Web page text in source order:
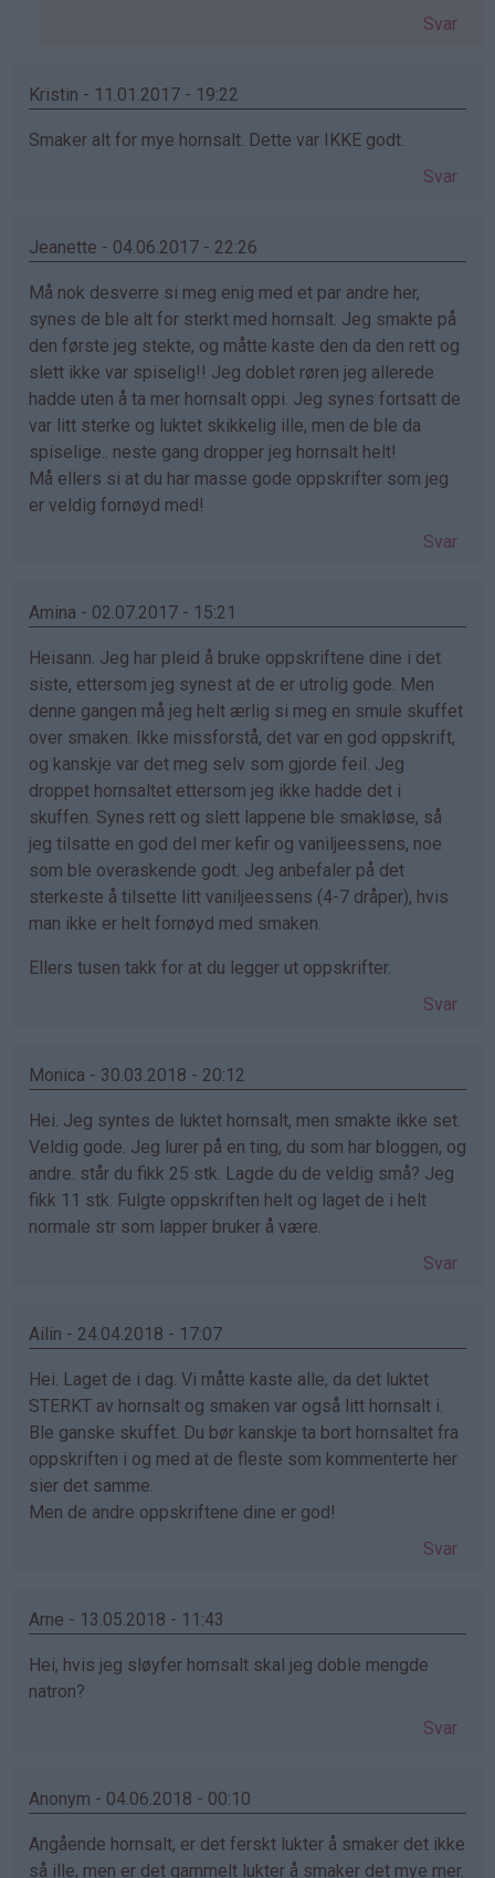
Svar
Kristin - 11.01.2017 - 19:22
Smaker alt for mye hornsalt. Dette var IKKE godt.
Svar
Jeanette - 04.06.2017 - 22:26
Må nok desverre si meg enig med et par andre her,
synes de ble alt for sterkt med hornsalt. Jeg smakte på
den første jeg stekte, og måtte kaste den da den rett og
slett ikke var spiselig!! Jeg doblet røren jeg allerede
hadde uten å ta mer hornsalt oppi. Jeg synes fortsatt de
var litt sterke og luktet skikkelig ille, men de ble da
spiselige.. neste gang dropper jeg hornsalt helt!
Må ellers si at du har masse gode oppskrifter som jeg
er veldig fornøyd med!
Svar
Amina - 02.07.2017 - 15:21
Heisann. Jeg har pleid å bruke oppskriftene dine i det
siste, ettersom jeg synest at de er utrolig gode. Men
denne gangen må jeg helt ærlig si meg en smule skuffet
over smaken. Ikke missforstå, det var en god oppskrift,
og kanskje var det meg selv som gjorde feil. Jeg
droppet hornsaltet ettersom jeg ikke hadde det i
skuffen. Synes rett og slett lappene ble smakløse, så
jeg tilsatte en god del mer kefir og vaniljeessens, noe
som ble overaskende godt. Jeg anbefaler på det
sterkeste å tilsette litt vaniljeessens (4-7 dråper), hvis
man ikke er helt fornøyd med smaken.
Ellers tusen takk for at du legger ut oppskrifter.
Svar
Monica - 30.03.2018 - 20:12
Hei. Jeg syntes de luktet hornsalt, men smakte ikke set.
Veldig gode. Jeg lurer på en ting, du som har bloggen, og
andre. står du fikk 25 stk. Lagde du de veldig små? Jeg
fikk 11 stk. Fulgte oppskriften helt og laget de i helt
normale str som lapper bruker å være.
Svar
Ailin - 24.04.2018 - 17:07
Hei. Laget de i dag. Vi måtte kaste alle, da det luktet
STERKT av hornsalt og smaken var også litt hornsalt i.
Ble ganske skuffet. Du bør kanskje ta bort hornsaltet fra
oppskriften i og med at de fleste som kommenterte her
sier det samme.
Men de andre oppskriftene dine er god!
Svar
Arne - 13.05.2018 - 11:43
Hei, hvis jeg sløyfer hornsalt skal jeg doble mengde
natron?
Svar
Anonym - 04.06.2018 - 00:10
Angående hornsalt, er det ferskt lukter å smaker det ikke
så ille, men er det gammelt lukter å smaker det mye mer.